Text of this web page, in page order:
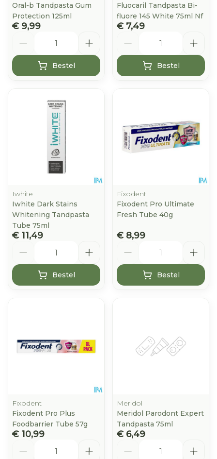
Oral-b Tandpasta Gum
Protection 125ml
€ 9,99
Bestel
Fluocaril Tandpasta Bi-
fluore 145 White 75ml Nf
€ 7,49
Bestel
Iwhite
Iwhite Dark Stains
Whitening Tandpasta
Tube 75ml
€ 11,49
Bestel
Fixodent
Fixodent Pro Ultimate
Fresh Tube 40g
€ 8,99
Bestel
Fixodent
Fixodent Pro Plus
Foodbarrier Tube 57g
€ 10,99
Meridol
Meridol Parodont Expert
Tandpasta 75ml
€ 6,49